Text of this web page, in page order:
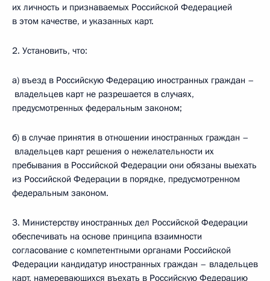
их личность и признаваемых Российской Федерацией
в этом качестве, и указанных карт.
2. Установить, что:
а) въезд в Российскую Федерацию иностранных граждан –
владельцев карт не разрешается в случаях,
предусмотренных федеральным законом;
б) в случае принятия в отношении иностранных граждан –
владельцев карт решения о нежелательности их
пребывания в Российской Федерации они обязаны выехать
из Российской Федерации в порядке, предусмотренном
федеральным законом.
3. Министерству иностранных дел Российской Федерации
обеспечивать на основе принципа взаимности
согласование с компетентными органами Российской
Федерации кандидатур иностранных граждан – владельцев
карт, намеревающихся въехать в Российскую Федерацию